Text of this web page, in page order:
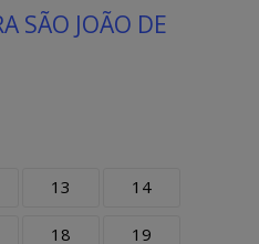
SÃO JOÃO DE
13 14
18 19